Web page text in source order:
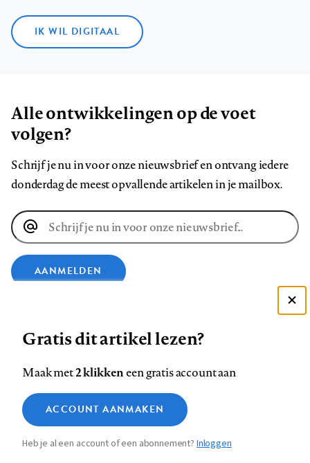
IK WIL DIGITAAL
Alle ontwikkelingen op de voet
volgen?
Schrijf je nu in voor onze nieuwsbrief en ontvang iedere
donderdag de meest opvallende artikelen in je mailbox.
E-
mailadres
AANMELDEN
op
Facebook
op
LinkedIn
op
Bluesky
ons
op
InstagramYouTube
Footer
navigation
Contact Colofon Disclaimer Privacy
Medische vragen verdienen
betrouwbare antwoorden
Zie onze cookie policy
Analytische cookies
Marketing cookies
Gratis dit artikel lezen?
Maak met2 klikkeneen gratis account aan
ACCOUNT AANMAKEN
Heb je al een account of een abonnement?Inloggen